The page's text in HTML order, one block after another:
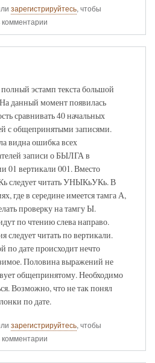
зарегистрируйтесь, чтобы
комментарии
эстамп текста большой
данный момент появилась
сравнивать 40 начальных
с общепринятыми записями.
видна ошибка всех
записи о БЫЛГА в
01 вертикали 001. Вместо
следует читать УНЫКьУКь. В
где в середине имеется тамга А,
проверку на тамгу Ы.
по чтению слева направо.
следует читать по вертикали.
по дате происходит нечто
Половина выражений не
общепринятому. Необходимо
Возможно, что не так понял
по дате.
зарегистрируйтесь, чтобы
комментарии